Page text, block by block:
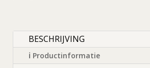
BESCHRIJVING
ℹ Productinformatie